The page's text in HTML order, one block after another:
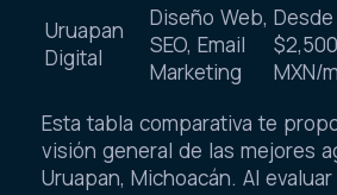
Uruapan
Digital
Diseño Web,
SEO, Email
Marketing
Desde
$2,500
MXN/
Esta tabla comparativa te
visión general de las mejores
Uruapan, Michoacán. Al